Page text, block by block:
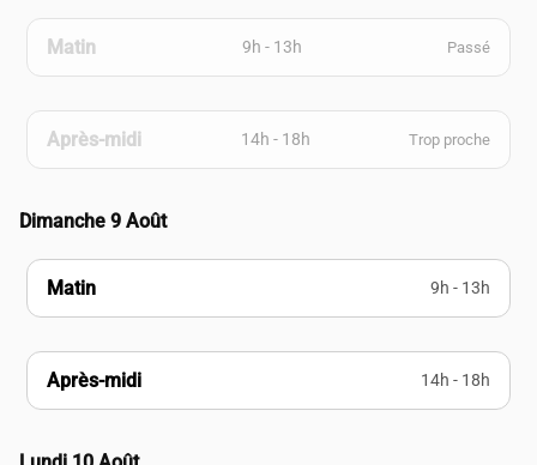
Matin 9h - 13h Passé
Après-midi 14h - 18h Trop proche
Dimanche 9 Août
Matin 9h - 13h
Après-midi 14h - 18h